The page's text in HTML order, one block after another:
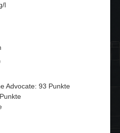
l
Advocate: 93 Punkte